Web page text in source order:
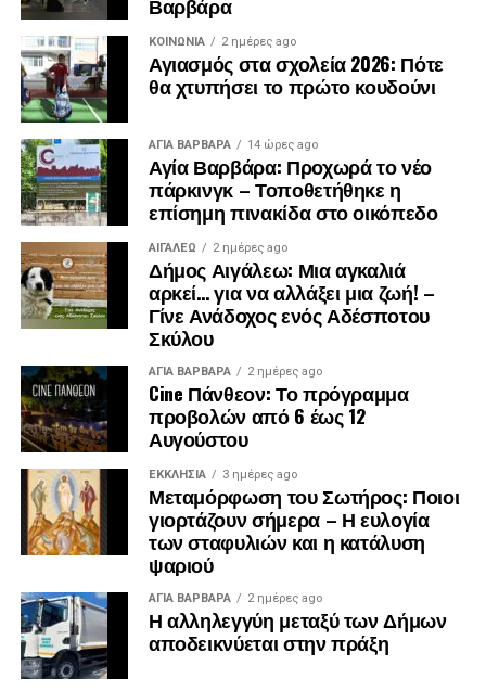
ΚΟΙΝΩΝΊΑ 2 ημέρες ago
Αγιασμός στα σχολεία 2026: Πότε
θα χτυπήσει το πρώτο κουδούνι
ΑΓΙΑ ΒΑΡΒΑΡΑ 14 ώρες ago
Αγία Βαρβάρα: Προχωρά το νέο
πάρκινγκ – Τοποθετήθηκε η
επίσημη πινακίδα στο οικόπεδο
ΑΙΓΑΛΕΩ 2 ημέρες ago
Δήμος Αιγάλεω: Μια αγκαλιά
αρκεί… για να αλλάξει μια ζωή! –
Γίνε Ανάδοχος ενός Αδέσποτου
Σκύλου
ΑΓΙΑ ΒΑΡΒΑΡΑ 2 ημέρες ago
Cine Πάνθεον: Το πρόγραμμα
προβολών από 6 έως 12
Αυγούστου
ΕΚΚΛΗΣΊΑ 3 ημέρες ago
Μεταμόρφωση του Σωτήρος: Ποιοι
γιορτάζουν σήμερα – Η ευλογία
των σταφυλιών και η κατάλυση
ψαριού
ΑΓΙΑ ΒΑΡΒΑΡΑ 2 ημέρες ago
Η αλληλεγγύη μεταξύ των Δήμων
αποδεικνύεται στην πράξη